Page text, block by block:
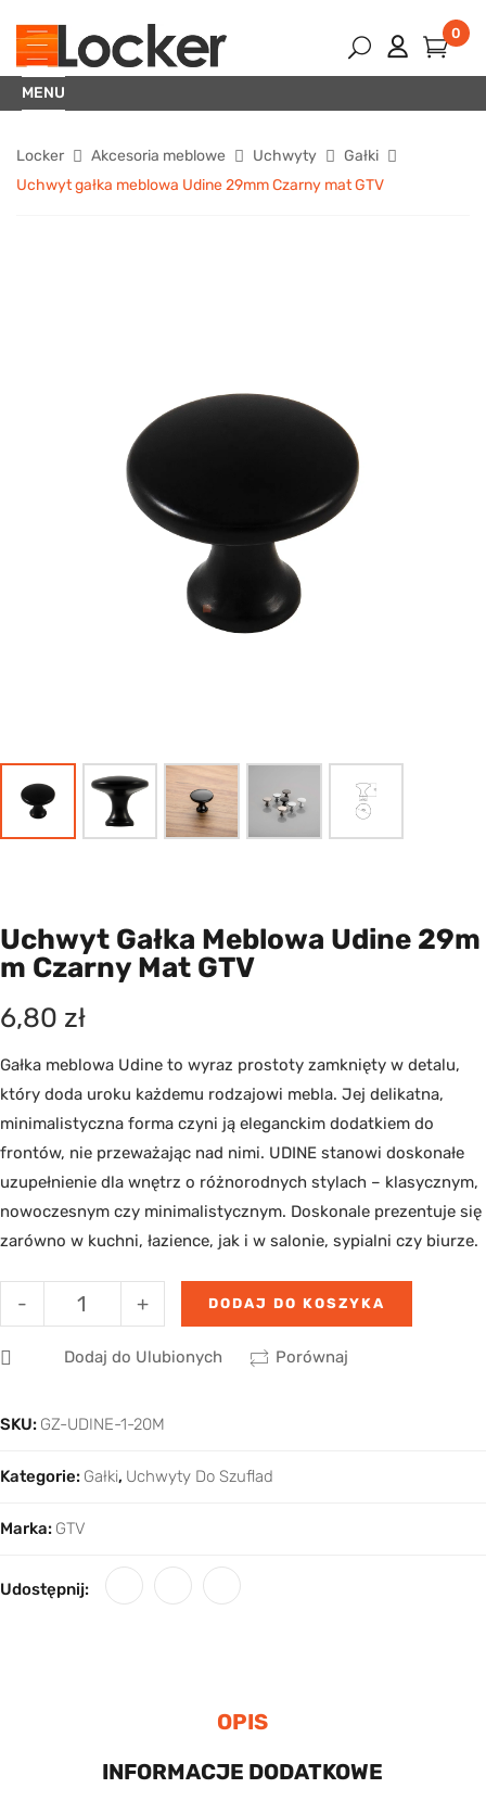
0
MENU
Locker Akcesoria meblowe Uchwyty
Gałki
Uchwyt gałka meblowa Udine 29mm Czarny mat GTV
Uchwyt Gałka Meblowa Udine 29m
M Czarny Mat GTV
6,80 zł
Gałka meblowa Udine to wyraz prostoty zamknięty w detalu,
który doda uroku każdemu rodzajowi mebla. Jej delikatna,
minimalistyczna forma czyni ją eleganckim dodatkiem do
frontów, nie przeważając nad nimi. UDINE stanowi doskonałe
uzupełnienie dla wnętrz o różnorodnych stylach – klasycznym,
nowoczesnym czy minimalistycznym. Doskonale prezentuje się
zarówno w kuchni, łazience, jak i w salonie, sypialni czy biurze.
+
- DODAJ DO KOSZYKA
Dodaj do Ulubionych Porównaj
SKU: GZ-UDINE-1-20M
Kategorie: Gałki, Uchwyty Do Szuflad
Marka: GTV
Udostępnij:
OPIS
INFORMACJE DODATKOWE